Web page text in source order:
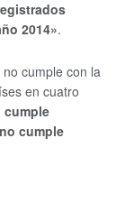
2014».
cumple con la
en cuatro
cumple
cumple